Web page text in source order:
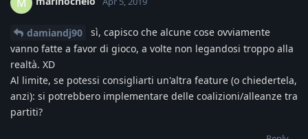
damiandj90
sì, capisco che alcune cose ovviamente
vanno fatte a favor di gioco, a volte non legandosi troppo alla
realtà. XD
Al limite, se potessi consigliarti un'altra feature (o chiedertela,
anzi): si potrebbero implementare delle coalizioni/alleanze tra
partiti?